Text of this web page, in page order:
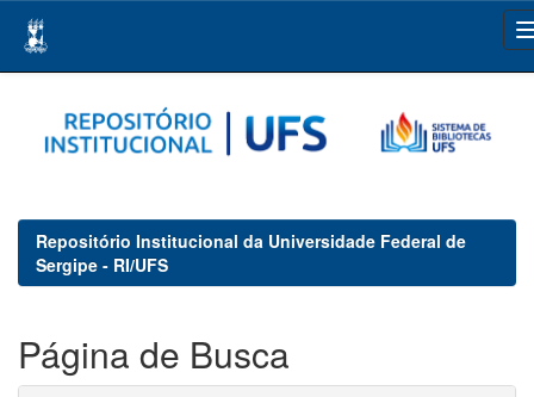
navigation
Repositório Institucional da Universidade Federal de
Sergipe - RI/UFS
Página de Busca